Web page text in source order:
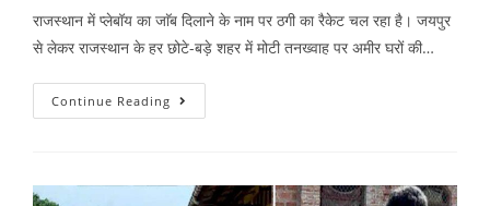
राजस्थान में प्लेबॉय का जाॅब दिलाने के नाम पर ठगी का रैकेट चल रहा है। जयपुर
से लेकर राजस्थान के हर छोटे-बड़े शहर में मोटी तनख्वाह पर अमीर घरों की…
Continue Reading